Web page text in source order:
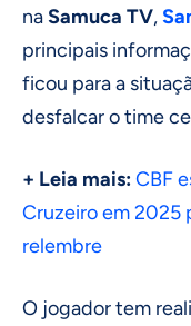
naSamuca TV,
principais
ficou para a
desfalcar o time
+ Leia mais:CBF
Cruzeiro em 2025
relembre
O jogador tem